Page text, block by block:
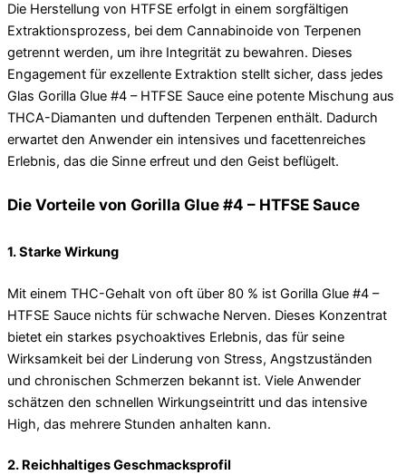
Die Herstellung von HTFSE erfolgt in einem sorgfältigen
Extraktionsprozess, bei dem Cannabinoide von Terpenen
getrennt werden, um ihre Integrität zu bewahren. Dieses
Engagement für exzellente Extraktion stellt sicher, dass jedes
Glas Gorilla Glue #4 – HTFSE Sauce eine potente Mischung aus
THCA-Diamanten und duftenden Terpenen enthält. Dadurch
erwartet den Anwender ein intensives und facettenreiches
Erlebnis, das die Sinne erfreut und den Geist beflügelt.
Die Vorteile von Gorilla Glue #4 – HTFSE Sauce
1. Starke Wirkung
Mit einem THC-Gehalt von oft über 80 % ist Gorilla Glue #4 –
HTFSE Sauce nichts für schwache Nerven. Dieses Konzentrat
bietet ein starkes psychoaktives Erlebnis, das für seine
Wirksamkeit bei der Linderung von Stress, Angstzuständen
und chronischen Schmerzen bekannt ist. Viele Anwender
schätzen den schnellen Wirkungseintritt und das intensive
High, das mehrere Stunden anhalten kann.
2. Reichhaltiges Geschmacksprofil